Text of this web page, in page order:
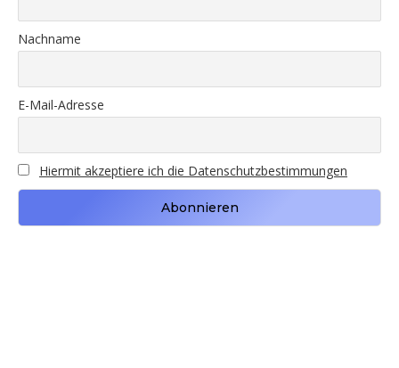
Nachname
E-Mail-Adresse
Hiermit akzeptiere ich die Datenschutzbestimmungen